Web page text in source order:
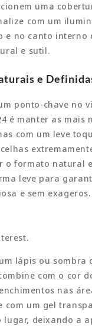
uma
com um
e no canto interno
e sutil.
e
ponto-chave no
é manter as mais
com um leve
o formato natural
leve para
e sem exageros.
lápis ou sombra
com o cor
nas
com um gel
lugar, deixando a